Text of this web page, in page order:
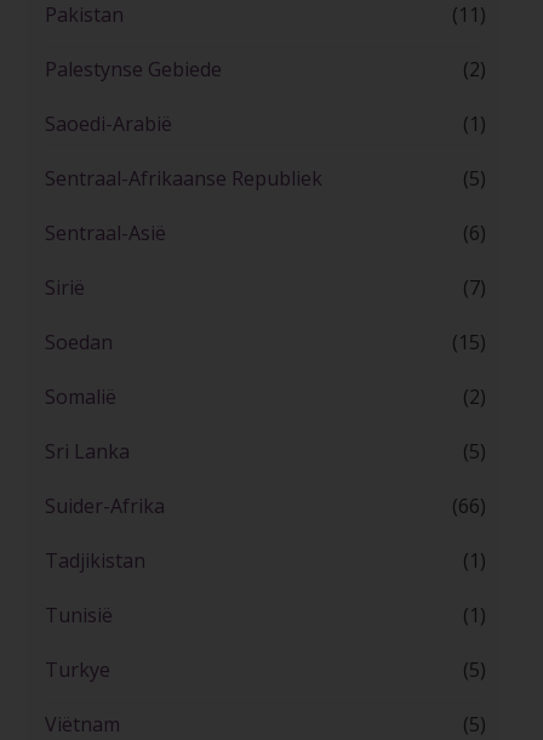
Pakistan (11)
Palestynse Gebiede (2)
Saoedi-Arabië (1)
Sentraal-Afrikaanse Republiek (5)
Sentraal-Asië (6)
Sirië (7)
Soedan (15)
Somalië (2)
Sri Lanka (5)
Suider-Afrika (66)
Tadjikistan (1)
Tunisië (1)
Turkye (5)
Viëtnam (5)